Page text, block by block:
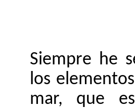
Siempre he
los
mar, que